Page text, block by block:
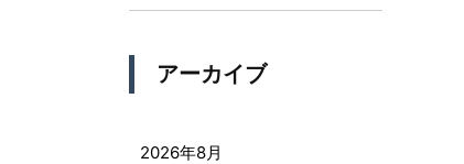
アーカイブ
2026年8月